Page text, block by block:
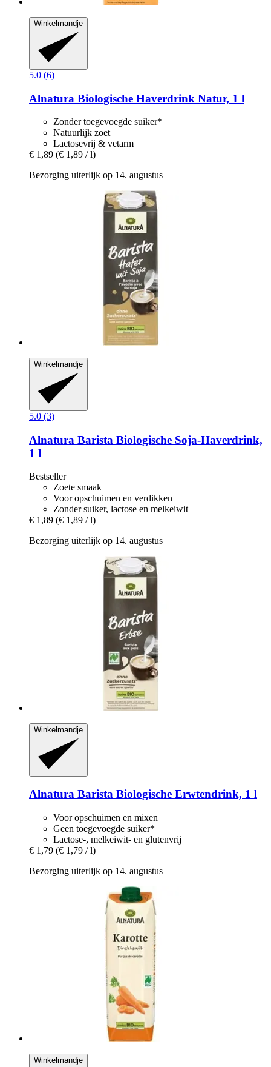
Winkelmandje
5.0 (6)
Alnatura Biologische Haverdrink Natur, 1 l
Zonder toegevoegde suiker*
Natuurlijk zoet
Lactosevrij & vetarm
€ 1,89 (€ 1,89 / l)
Bezorging uiterlijk op 14. augustus
Winkelmandje
5.0 (3)
Alnatura Barista Biologische Soja-​Haverdrink,
1 l
Bestseller
Zoete smaak
Voor opschuimen en verdikken
Zonder suiker, lactose en melkeiwit
€ 1,89 (€ 1,89 / l)
Bezorging uiterlijk op 14. augustus
Winkelmandje
Alnatura Barista Biologische Erwtendrink, 1 l
Voor opschuimen en mixen
Geen toegevoegde suiker*
Lactose-, melkeiwit- en glutenvrij
€ 1,79 (€ 1,79 / l)
Bezorging uiterlijk op 14. augustus
Winkelmandje